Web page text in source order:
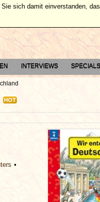
INTERVIEWS SPECIALS
HOT
sich damit einverstanden,